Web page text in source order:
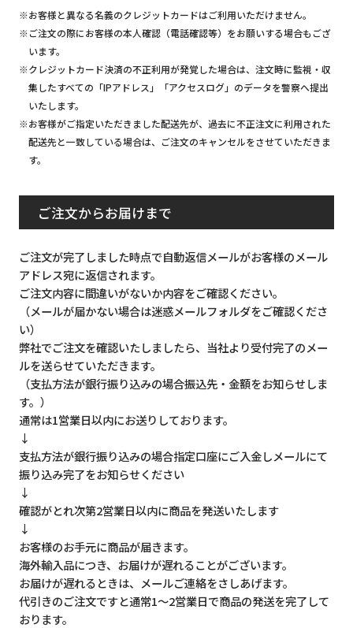
※お客様と異なる名義のクレジットカードはご利用いただけません。
※ご注文の際にお客様の本人確認（電話確認等）をお願いする場合もござ
います。
※クレジットカード決済の不正利用が発覚した場合は、注文時に監視・収
集したすべての「IPアドレス」「アクセスログ」のデータを警察へ提出
いたします。
※お客様がご指定いただきました配送先が、過去に不正注文に利用された
配送先と一致している場合は、ご注文のキャンセルをさせていただきま
す。
ご注文からお届けまで
ご注文が完了しました時点で自動返信メールがお客様のメール
アドレス宛に返信されます。
ご注文内容に間違いがないか内容をご確認ください。
（メールが届かない場合は迷惑メールフォルダをご確認くださ
い）
弊社でご注文を確認いたしましたら、当社より受付完了のメー
ルを送らせていただきます。
（支払方法が銀行振り込みの場合振込先・金額をお知らせしま
す。）
通常は1営業日以内にお送りしております。
↓
支払方法が銀行振り込みの場合指定口座にご入金しメールにて
振り込み完了をお知らせください
↓
確認がとれ次第2営業日以内に商品を発送いたします
↓
お客様のお手元に商品が届きます。
海外輸入品につき、お届けが遅れることがございます。
お届けが遅れるときは、メールご連絡をさしあげます。
代引きのご注文ですと通常1～2営業日で商品の発送を完了して
おります。